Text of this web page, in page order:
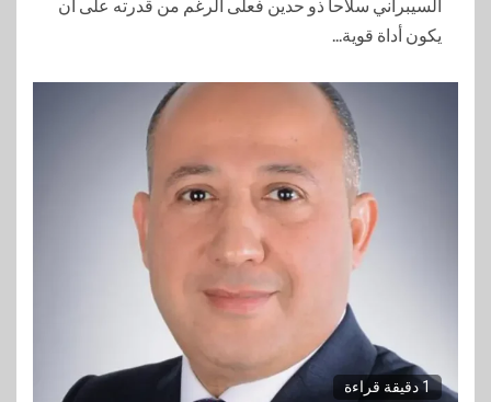
السيبراني سلاحاً ذو حدين فعلى الرغم من قدرته على أن
يكون أداة قوية...
1 دقيقة قراءة